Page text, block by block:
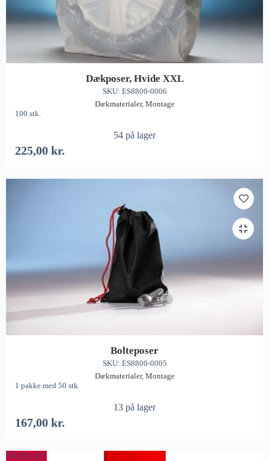
Dækposer, Hvide XXL
SKU: ES8800-0006
Dækmaterialer, Montage
100 stk.
54 på lager
225,00 kr.
Bolteposer
SKU: ES8800-0005
Dækmaterialer, Montage
1 pakke med 50 stk
13 på lager
167,00 kr.
NEDSAT!